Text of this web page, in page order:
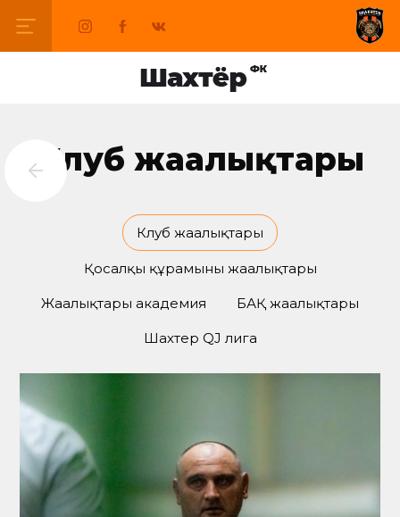
Клуб жаңалықтары
Клуб жаңалықтары
Қосалқы құрамының жаңалықтары
Жаңалықтары академия БАҚ жаңалықтары
Шахтер QJ лига